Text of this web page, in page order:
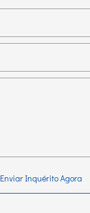
Enviar Inquérito Agora